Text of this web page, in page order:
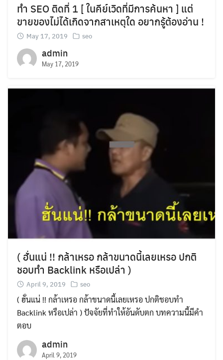
ทำ SEO ติดที่ 1 [ ในคีย์เวิดที่มีการค้นหา ] แต่
ขายของไม่ได้เกิดจากสาเหตุใด อยากรู้ต้องอ่าน !
May 17, 2019 seo
admin
May 17, 2019
( ฮั่นแน่ !! กล้าเหรอ กล้าขนาดนี้เลยเหรอ ปกติ
ชอบทำ Backlink หรือเปล่า )
April 9, 2019 seo
( ฮั่นแน่ !! กล้าเหรอ กล้าขนาดนี้เลยเหรอ ปกติชอบทำ
Backlink หรือเปล่า ) ปัจจัยที่ทำให้อันดับตก บทความนี้มีคำ
ตอบ
admin
April 9, 2019